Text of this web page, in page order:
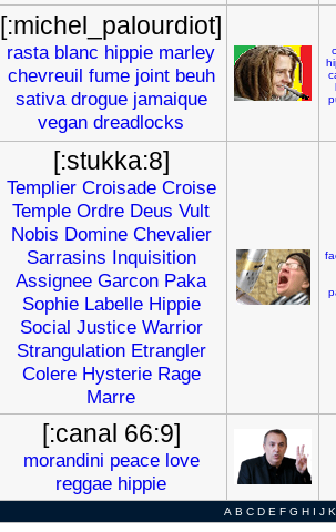
[:michel_palourdiot]
rasta blanc hippie marley
chevreuil fume joint beuh
sativa drogue jamaique
vegan dreadlocks
[:stukka:8]
Templier Croisade Croise
Temple Ordre Deus Vult
Nobis Domine Chevalier
Sarrasins Inquisition
Assignee Garcon Paka
Sophie Labelle Hippie
Social Justice Warrior
Strangulation Etrangler
Colere Hysterie Rage
Marre
[:canal 66:9]
morandini peace love
reggae hippie
A B C D E F G H I J K